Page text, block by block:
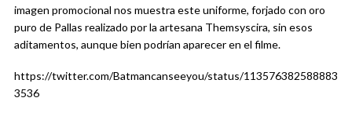
imagen promocional nos muestra este uniforme, forjado con oro
puro de Pallas realizado por la artesana Themsyscira, sin esos
aditamentos, aunque bien podrían aparecer en el filme.
https://twitter.com/Batmancanseeyou/status/113576382588883
3536